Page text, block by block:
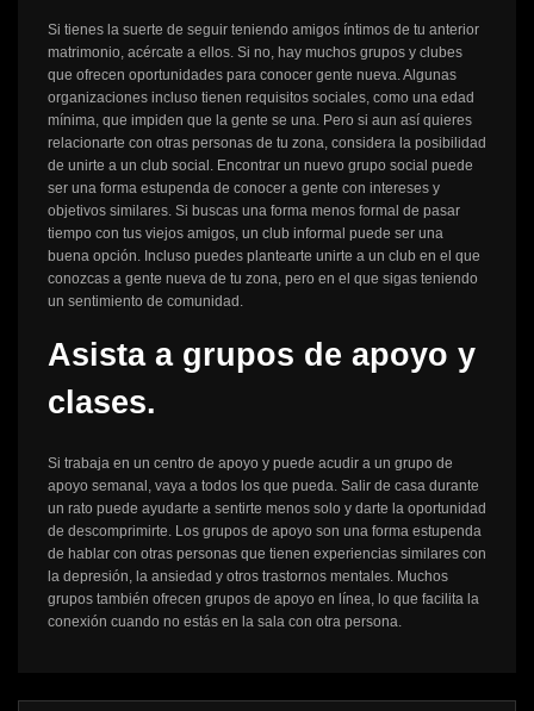
Si tienes la suerte de seguir teniendo amigos íntimos de tu anterior
matrimonio, acércate a ellos. Si no, hay muchos grupos y clubes
que ofrecen oportunidades para conocer gente nueva. Algunas
organizaciones incluso tienen requisitos sociales, como una edad
mínima, que impiden que la gente se una. Pero si aun así quieres
relacionarte con otras personas de tu zona, considera la posibilidad
de unirte a un club social. Encontrar un nuevo grupo social puede
ser una forma estupenda de conocer a gente con intereses y
objetivos similares. Si buscas una forma menos formal de pasar
tiempo con tus viejos amigos, un club informal puede ser una
buena opción. Incluso puedes plantearte unirte a un club en el que
conozcas a gente nueva de tu zona, pero en el que sigas teniendo
un sentimiento de comunidad.
Asista a grupos de apoyo y
clases.
Si trabaja en un centro de apoyo y puede acudir a un grupo de
apoyo semanal, vaya a todos los que pueda. Salir de casa durante
un rato puede ayudarte a sentirte menos solo y darte la oportunidad
de descomprimirte. Los grupos de apoyo son una forma estupenda
de hablar con otras personas que tienen experiencias similares con
la depresión, la ansiedad y otros trastornos mentales. Muchos
grupos también ofrecen grupos de apoyo en línea, lo que facilita la
conexión cuando no estás en la sala con otra persona.